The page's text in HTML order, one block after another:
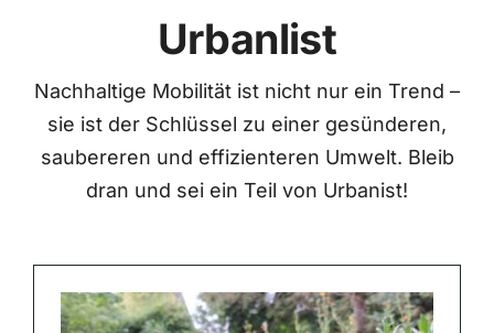
Urbanlist
Nachhaltige Mobilität ist nicht nur ein Trend –
sie ist der Schlüssel zu einer gesünderen,
saubereren und effizienteren Umwelt. Bleib
dran und sei ein Teil von Urbanist!